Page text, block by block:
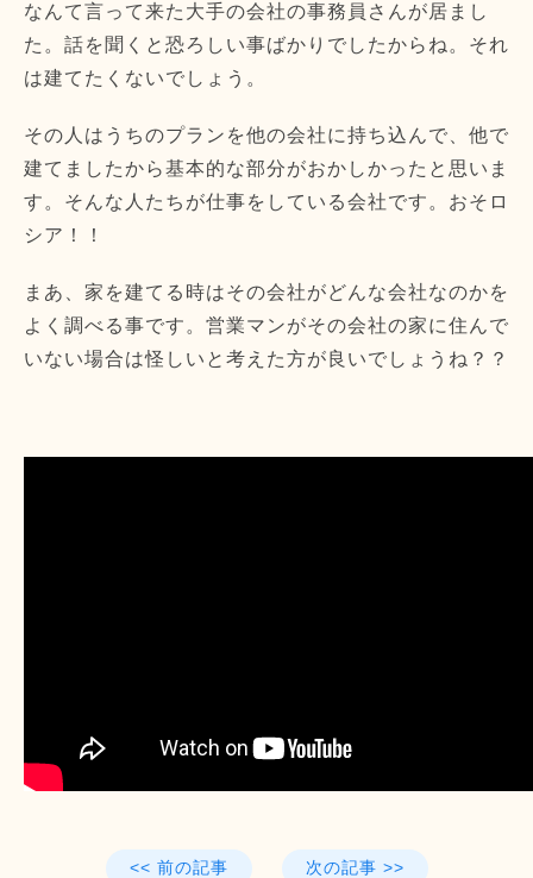
なんて言って来た大手の会社の事務員さんが居まし
た。話を聞くと恐ろしい事ばかりでしたからね。それ
は建てたくないでしょう。
その人はうちのプランを他の会社に持ち込んで、他で
建てましたから基本的な部分がおかしかったと思いま
す。そんな人たちが仕事をしている会社です。おそロ
シア！！
まあ、家を建てる時はその会社がどんな会社なのかを
よく調べる事です。営業マンがその会社の家に住んで
いない場合は怪しいと考えた方が良いでしょうね？？
<< 前の記事 次の記事 >>